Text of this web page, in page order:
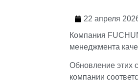
22 апреля
Компания
менеджмента
Обновление этих
компании